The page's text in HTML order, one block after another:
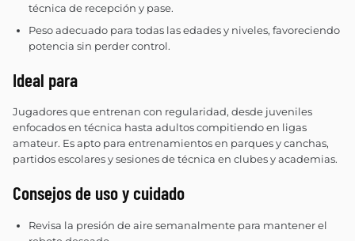
técnica de recepción y pase.
Peso adecuado para todas las edades y niveles, favoreciendo
potencia sin perder control.
Ideal para
Jugadores que entrenan con regularidad, desde juveniles
enfocados en técnica hasta adultos compitiendo en ligas
amateur. Es apto para entrenamientos en parques y canchas,
partidos escolares y sesiones de técnica en clubes y academias.
Consejos de uso y cuidado
Revisa la presión de aire semanalmente para mantener el